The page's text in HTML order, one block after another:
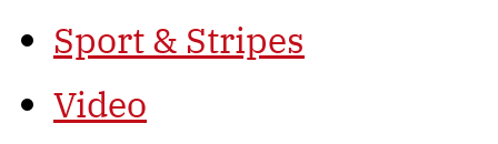
Sport & Stripes
Video